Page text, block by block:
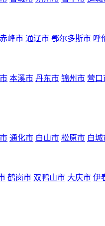
赤峰市 通辽市 鄂尔多斯市 呼
本溪市 丹东市 锦州市 营口
通化市 白山市 松原市 白城
鹤岗市 双鸭山市 大庆市 伊